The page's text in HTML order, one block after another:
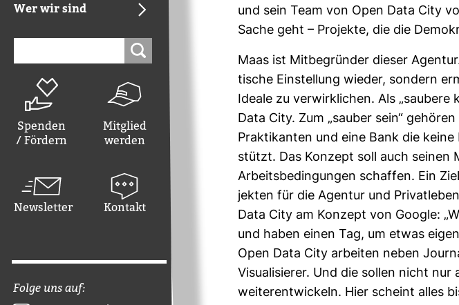
Wer wir sind
Spenden
/ Fördern
Mitglied
werden
Newsletter Kontakt
Folge uns auf:
und sein Team von Open Data City
Sache geht – Pro­jekte, die die
Maas ist Mit­be­gründer dieser
ti­sche Ein­stel­lung wieder, son­dern
Ideale zu ver­wirk­li­chen. Als „sau­bere
Data City. Zum „sauber sein“
Prak­ti­kanten und eine Bank die
stützt. Das Kon­zept soll auch seinen
Arbeits­be­din­gungen schaffen. Ein
jekten für die Agentur und
Data City am Kon­zept von Google:
und haben einen Tag, um etwas
Open Data City arbeiten neben
Visua­li­sierer. Und die sollen nicht
wei­ter­ent­wi­ckeln. Hier scheint alles